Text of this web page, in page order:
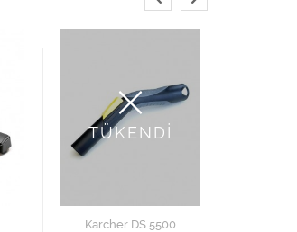
TÜKENDİ
Karcher DS 5500